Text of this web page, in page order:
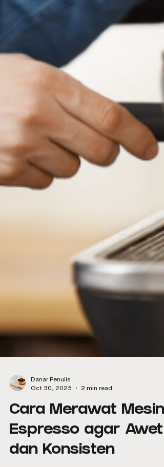
penuh terhadap hasil seduhan Baik untuk